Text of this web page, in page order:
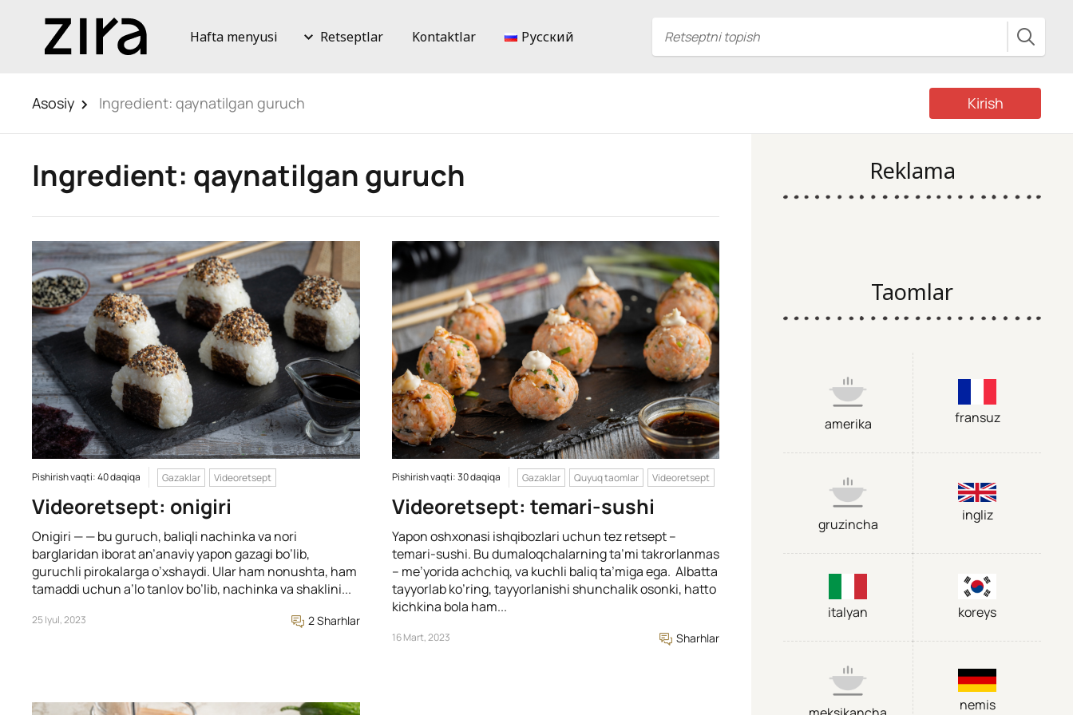
Hafta menyusi Retseptlar Kontaktlar Русский
Asosiy Ingredient: qaynatilgan guruch Kirish
Ingredient: qaynatilgan guruch
Pishirish vaqti: 40 daqiqa Gazaklar Videoretsept
Videoretsept: onigiri
Onigiri — — bu guruch, baliqli nachinka va nori
barglaridan iborat an’anaviy yapon gazagi bo’lib,
guruchli pirokalarga o’xshaydi. Ular ham nonushta, ham
tamaddi uchun a’lo tanlov bo’lib, nachinka va shaklini...
25 Iyul, 2023 2 Sharhlar
Pishirish vaqti: 30 daqiqa Gazaklar Quyuq taomlar Videoretsept
Videoretsept: temari-sushi
Yapon oshxonasi ishqibozlari uchun tez retsept –
temari-sushi. Bu dumaloqchalarning ta’mi takrorlanmas
– me’yorida achchiq, va kuchli baliq ta’miga ega. Albatta
tayyorlab ko’ring, tayyorlanishi shunchalik osonki, hatto
kichkina bola ham...
16 Mart, 2023 Sharhlar
Reklama
Taomlar
amerika fransuz
gruzincha
ingliz
italyan koreys
nemis